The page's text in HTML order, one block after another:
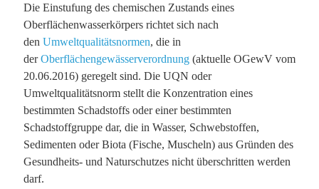
Die Einstufung des chemischen Zustands eines
Oberflächenwasserkörpers richtet sich nach
den Umweltqualitätsnormen, die in
derOberflächengewässerverordnung (aktuelle OGewV vom
20.06.2016) geregelt sind. Die UQN oder
Umweltqualitätsnorm stellt die Konzentration eines
bestimmten Schadstoffs oder einer bestimmten
Schadstoffgruppe dar, die in Wasser, Schwebstoffen,
Sedimenten oder Biota (Fische, Muscheln) aus Gründen des
Gesundheits- und Naturschutzes nicht überschritten werden
darf.